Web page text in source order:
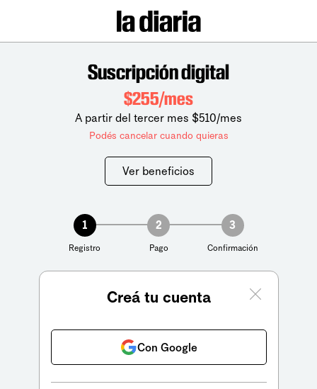
Suscripción digital
$255/mes
A partir del tercer mes $510/mes
Podés cancelar cuando quieras
Ver beneficios
1
Registro
2
Pago
3
Confirmación
Creá tu cuenta
Con Google